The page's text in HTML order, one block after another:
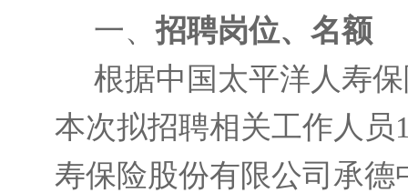
一、招聘岗位、名额
根据中国太平洋人寿
本次拟招聘相关工作人
寿保险股份有限公司承